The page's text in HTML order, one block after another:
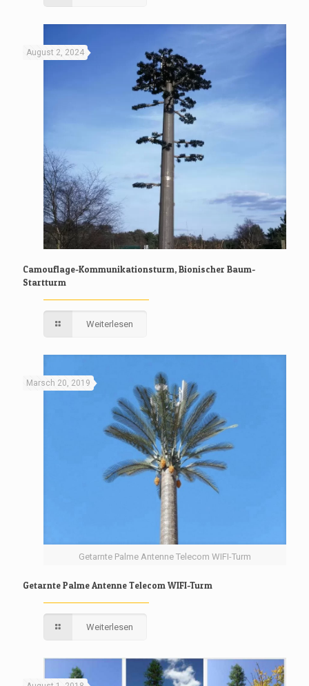
August 2, 2024
Camouflage-Kommunikationsturm, Bionischer Baum-
Startturm
Weiterlesen
Getarnte Palme Antenne Telecom WIFI-Turm
Marsch 20, 2019
Getarnte Palme Antenne Telecom WIFI-Turm
Weiterlesen